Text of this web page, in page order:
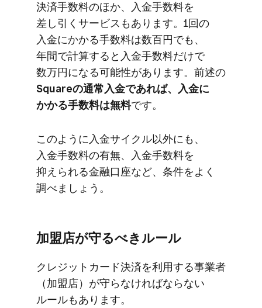
決済手数料の​ほか、​入金手数料を​
差し引く​サービスも​あります。​1回の​
入金に​かかる​手数料は​数百円でも、​
年間で​計算すると​入金手数料だけで​
数万円に​なる​可能性が​あります。​前述の
Squareの​通常入金で​あれば、​入金に​
かかる​手数料は​無料です。
このように​入金サイクル以外にも、​
入金手数料の​有無、​入金手数料を​
抑えられる​金融口座など、​条件を​よく​
調べましょう。
加盟店が​守るべきルール
クレジットカード決済を​利用する​事業者​
（加盟店）が​守らなければならない​
ルールも​あります。​